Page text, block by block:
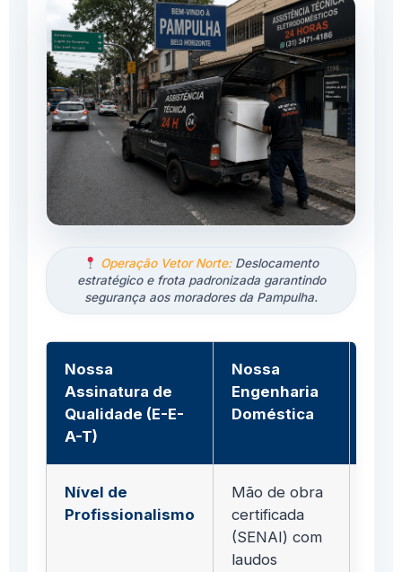
Operação Vetor Norte:Deslocamento
estratégico e frota padronizada garantindo
segurança aos moradores da Pampulha.
Nossa
Assinatura de
Qualidade (E-E-
A-T)
Nossa
Engenharia
Doméstica
Nível de
Profissionalismo
Mão de obra
certificada
(SENAI) com
laudos